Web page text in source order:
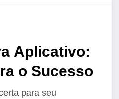
Aplicativo:
o Sucesso
para seu